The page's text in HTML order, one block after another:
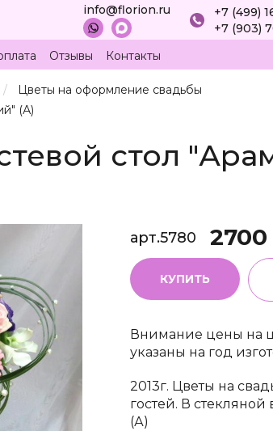
info@florion.ru
+7 (499)
+7 (903)
Отзывы Контакты
Цветы на оформление свадьбы
(А)
стол
арт.5780
КУПИТЬ
Внимание цены на
указаны на год
2013г. Цветы на
гостей. В
(А)